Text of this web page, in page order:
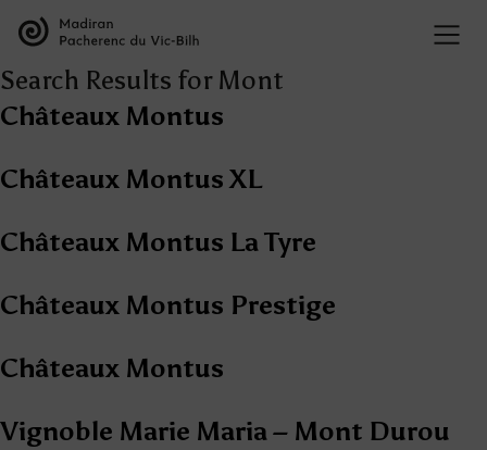
Search Results for Mont
Châteaux Montus
Châteaux Montus XL
Châteaux Montus La Tyre
Châteaux Montus Prestige
Châteaux Montus
Vignoble Marie Maria – Mont Durou